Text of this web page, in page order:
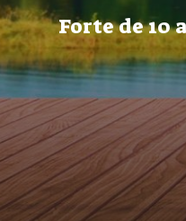
Forte de 10